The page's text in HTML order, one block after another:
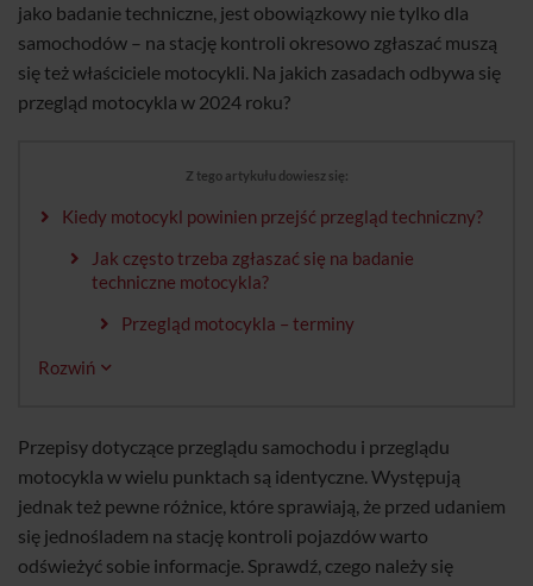
jako badanie techniczne, jest obowiązkowy nie tylko dla
samochodów – na stację kontroli okresowo zgłaszać muszą
się też właściciele motocykli. Na jakich zasadach odbywa się
przegląd motocykla w 2024 roku?
Z tego artykułu dowiesz się:
Kiedy motocykl powinien przejść przegląd techniczny?
Jak często trzeba zgłaszać się na badanie
techniczne motocykla?
Przegląd motocykla – terminy
Rozwiń
Przepisy dotyczące przeglądu samochodu i przeglądu
motocykla w wielu punktach są identyczne. Występują
jednak też pewne różnice, które sprawiają, że przed udaniem
się jednośladem na stację kontroli pojazdów warto
odświeżyć sobie informacje. Sprawdź, czego należy się